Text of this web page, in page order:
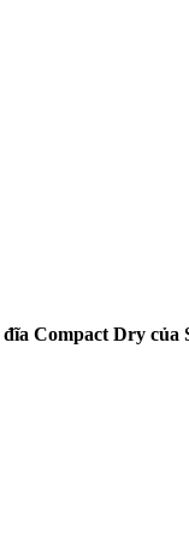
đĩa Compact Dry của